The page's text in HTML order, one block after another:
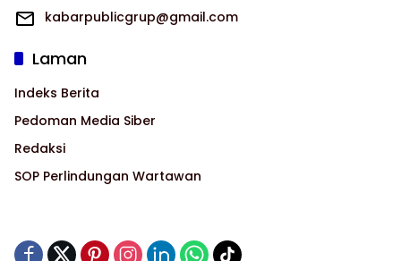
kabarpublicgrup@gmail.com
Laman
Indeks Berita
Pedoman Media Siber
Redaksi
SOP Perlindungan Wartawan